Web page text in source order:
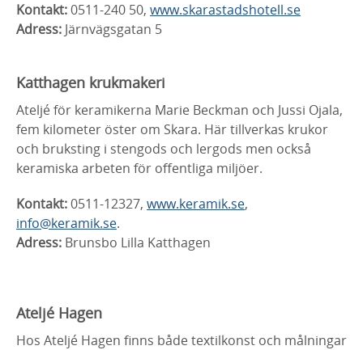
Kontakt:0511-240 50, www.skarastadshotell.se
Adress: Järnvägsgatan 5
Katthagen krukmakeri
Ateljé för keramikerna Marie Beckman och Jussi Ojala,
fem kilometer öster om Skara. Här tillverkas krukor
och bruksting i stengods och lergods men också
keramiska arbeten för offentliga miljöer.
Kontakt:0511-12327, www.keramik.se,
info@keramik.se.
Adress: Brunsbo Lilla Katthagen
Ateljé Hagen
Hos Ateljé Hagen finns både textilkonst och målningar